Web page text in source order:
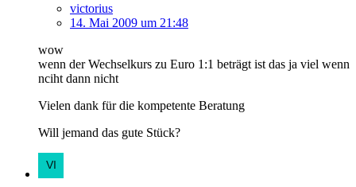
victorius
14. Mai 2009 um 21:48
wow
wenn der Wechselkurs zu Euro 1:1 beträgt ist das ja viel wenn
nciht dann nicht
Vielen dank für die kompetente Beratung
Will jemand das gute Stück?